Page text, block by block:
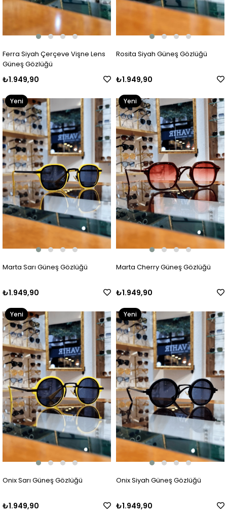
Ferra Siyah Çerçeve Vişne Lens
Güneş Gözlüğü
₺1.949,90
Rosita Siyah Güneş Gözlüğü
₺1.949,90
Marta Sarı Güneş Gözlüğü
₺1.949,90
Yeni
Ürün
Marta Cherry Güneş Gözlüğü
₺1.949,90
Yeni
Ürün
Onix Sarı Güneş Gözlüğü
₺1.949,90
Yeni
Ürün
Onix Siyah Güneş Gözlüğü
₺1.949,90
Yeni
Ürün